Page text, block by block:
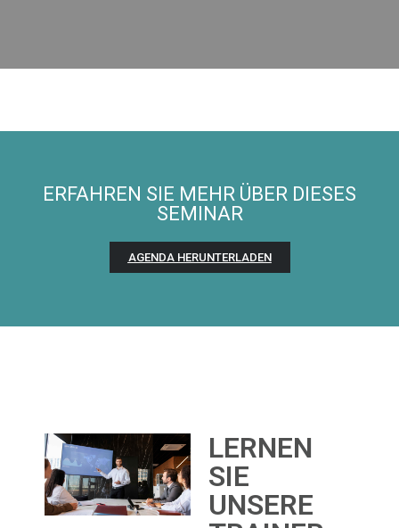
ERFAHREN SIE MEHR ÜBER DIESES
SEMINAR
AGENDA HERUNTERLADEN
LERNEN
SIE
UNSERE